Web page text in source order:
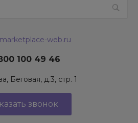
web.ru
100 49 46
Беговая, д.3, стр. 1
звонок